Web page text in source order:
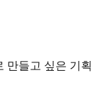
만들고 싶은 기획